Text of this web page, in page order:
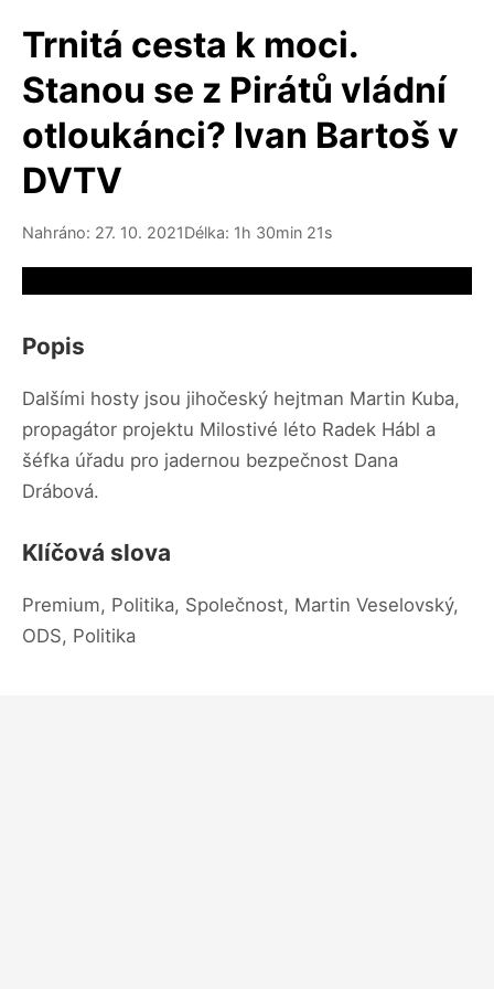
Trnitá cesta k moci.
Stanou se z Pirátů vládní
otloukánci? Ivan Bartoš v
DVTV
Nahráno: 27. 10. 2021Délka: 1h 30min 21s
Popis
Dalšími hosty jsou jihočeský hejtman Martin Kuba,
propagátor projektu Milostivé léto Radek Hábl a
šéfka úřadu pro jadernou bezpečnost Dana
Drábová.
Klíčová slova
Premium, Politika, Společnost, Martin Veselovský,
ODS, Politika